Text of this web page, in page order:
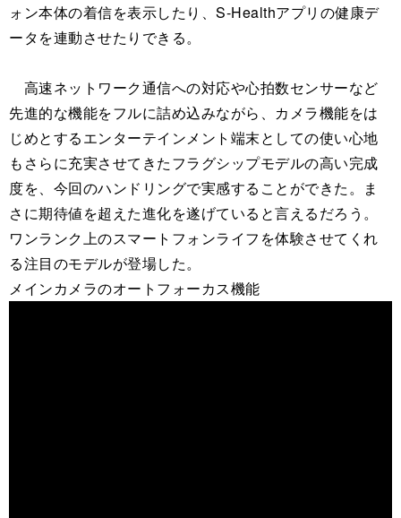
ォン本体の着信を表示したり、S-Healthアプリの健康デ
ータを連動させたりできる。
高速ネットワーク通信への対応や心拍数センサーなど
先進的な機能をフルに詰め込みながら、カメラ機能をは
じめとするエンターテインメント端末としての使い心地
もさらに充実させてきたフラグシップモデルの高い完成
度を、今回のハンドリングで実感することができた。ま
さに期待値を超えた進化を遂げていると言えるだろう。
ワンランク上のスマートフォンライフを体験させてくれ
る注目のモデルが登場した。
メインカメラのオートフォーカス機能